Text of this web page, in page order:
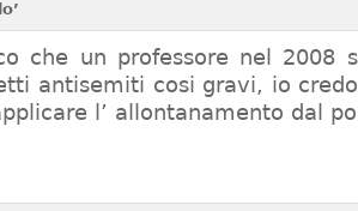
che un professore nel 2008
antisemiti cosi gravi, io
l’ allontanamento dal